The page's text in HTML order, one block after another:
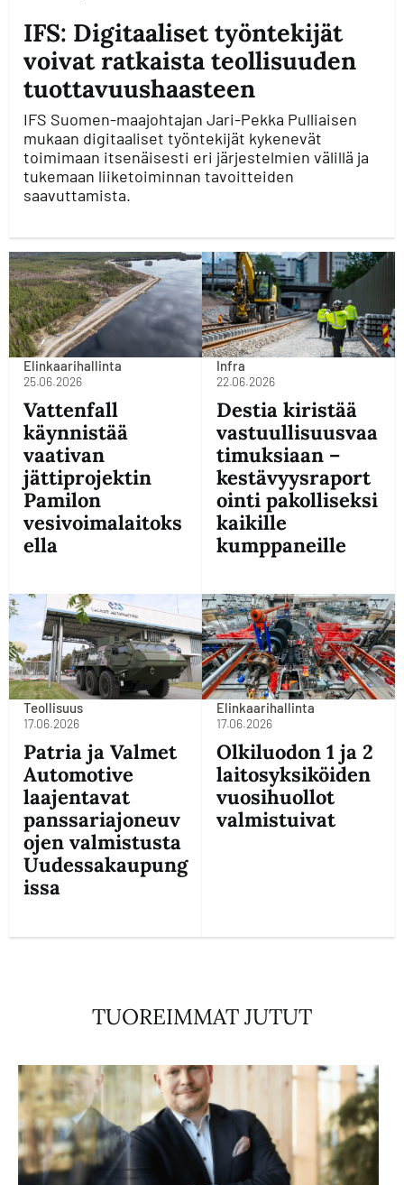
IFS: Digitaaliset työntekijät
voivat ratkaista teollisuuden
tuottavuushaasteen
IFS Suomen-maajohtajan Jari-Pekka Pulliaisen
mukaan digitaaliset työntekijät kykenevät
toimimaan itsenäisesti eri järjestelmien välillä ja
tukemaan liiketoiminnan tavoitteiden
saavuttamista.
Elinkaarihallinta
25.06.2026
Vattenfall
käynnistää
vaativan
jättiprojektin
Pamilon
vesivoimalaitoks
ella
Infra
22.06.2026
Destia kiristää
vastuullisuusvaa
timuksiaan –
kestävyysraport
ointi pakolliseksi
kaikille
kumppaneille
Teollisuus
17.06.2026
Patria ja Valmet
Automotive
laajentavat
panssariajoneuv
ojen valmistusta
Uudessakaupung
issa
Elinkaarihallinta
17.06.2026
Olkiluodon 1 ja 2
laitosyksiköiden
vuosihuollot
valmistuivat
TUOREIMMAT JUTUT